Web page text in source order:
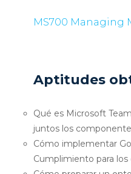
MS700 Managing
Aptitudes
Qué es Microsoft
juntos los
Cómo implementar
Cumplimiento para